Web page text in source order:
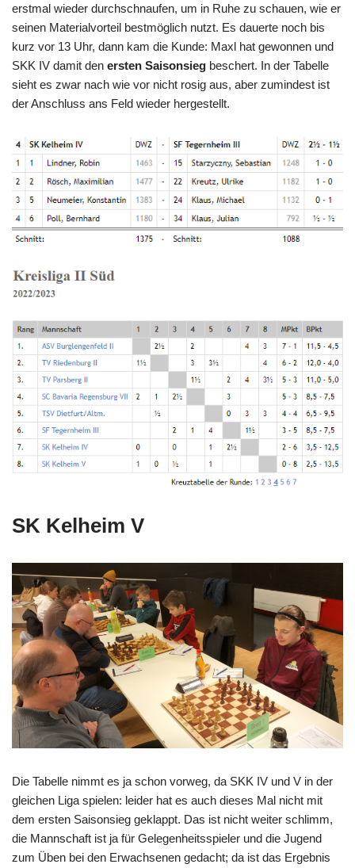
erstmal wieder durchschnaufen, um in Ruhe zu schauen, wie er
seinen Materialvorteil bestmöglich nutzt. Es dauerte noch bis
kurz vor 13 Uhr, dann kam die Kunde: Maxl hat gewonnen und
SKK IV damit den ersten Saisonsieg beschert. In der Tabelle
sieht es zwar nach wie vor nicht rosig aus, aber zumindest ist
der Anschluss ans Feld wieder hergestellt.
SK Kelheim V
Die Tabelle nimmt es ja schon vorweg, da SKK IV und V in der
gleichen Liga spielen: leider hat es auch dieses Mal nicht mit
dem ersten Saisonsieg geklappt. Das ist nicht weiter schlimm,
die Mannschaft ist ja für Gelegenheitsspieler und die Jugend
zum Üben bei den Erwachsenen gedacht; da ist das Ergebnis